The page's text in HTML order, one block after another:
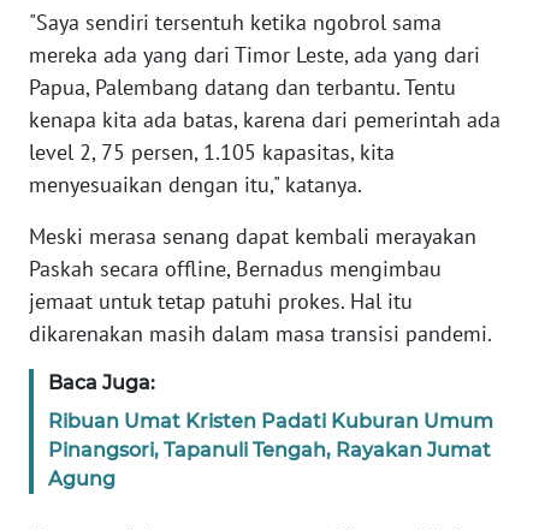
"Saya sendiri tersentuh ketika ngobrol sama
mereka ada yang dari Timor Leste, ada yang dari
Papua, Palembang datang dan terbantu. Tentu
kenapa kita ada batas, karena dari pemerintah ada
level 2, 75 persen, 1.105 kapasitas, kita
menyesuaikan dengan itu," katanya.
Meski merasa senang dapat kembali merayakan
Paskah secara offline, Bernadus mengimbau
jemaat untuk tetap patuhi prokes. Hal itu
dikarenakan masih dalam masa transisi pandemi.
Baca Juga:
Ribuan Umat Kristen Padati Kuburan Umum
Pinangsori, Tapanuli Tengah, Rayakan Jumat
Agung
KARIR
DISCLAIMER
Wahana
News
Regional
WN
SUMUT
WN
WN
JABAR